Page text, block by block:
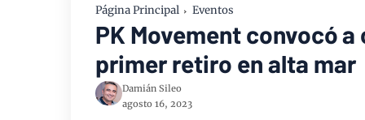
Página Principal Eventos
PK Movement convocó
primer retiro en alta mar
Damián Sileo
agosto 16, 2023